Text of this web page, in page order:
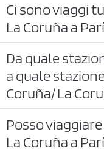
Ci sono viaggi
La Coruña a
Da quale
a quale
Coruña/ La
Posso
La Coruña a